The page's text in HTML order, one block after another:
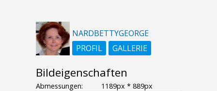
NARDBETTYGEORGE
PROFIL
GALLERIE
Bildeigenschaften
Abmessungen:
1189px * 889px